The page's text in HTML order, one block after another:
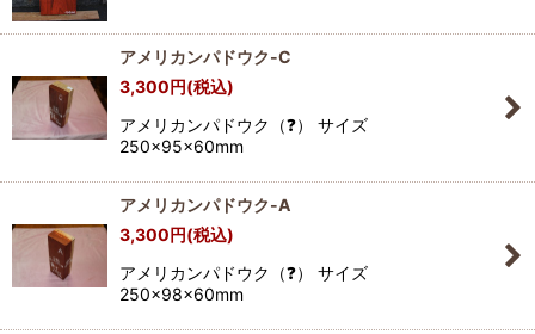
アメリカンパドウク-C
3,300円(税込)
アメリカンパドウク（❓） サイズ
250×95×60mm
アメリカンパドウク-A
3,300円(税込)
アメリカンパドウク（❓） サイズ
250×98×60mm